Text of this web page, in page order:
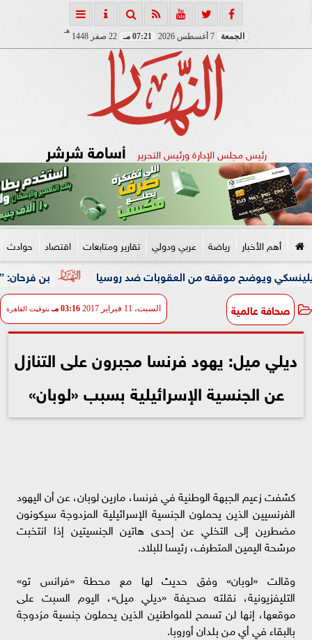
الجمعة 7 أغسطس 2026 07:21 مـ 22 صفر 1448
هـ
رئيس مجلس الإدارة ورئيس التحرير أسامة شرشر
أهم الأخبار رياضة عربي ودولي تقارير ومتابعات اقتصاد حوادث
بن فرحان: ”اتفاقية مكة موقفه من العقوبات ضد روسيا
صحافة عالمية السبت، 11 فبراير 2017 03:16 مـ بتوقيت القاهرة
ديلي ميل: يهود فرنسا مجبرون على التنازل
عن الجنسية الإسرائيلية بسبب «لوبان»
كشفت زعيم الجبهة الوطنية في فرنسا، مارين لوبان، عن أن اليهود
الفرنسيين الذين يحملون الجنسية الإسرائيلية المزدوجة سيكونون
مضطرين إلى التخلي عن إحدى هاتين الجنسيتين إذا انتخبت
مرشحة اليمين المتطرف، رئيسا للبلاد.
وقالت «لوبان» وفق حديث لها مع محطة «فرانس تو»
التليفزيونية، نقلته صحيفة «ديلي ميل»، اليوم السبت على
موقعها، إنها لن تسمح للمواطنين الذين يحملون جنسية مزدوجة
بالبقاء في أي من بلدان أوروبا.